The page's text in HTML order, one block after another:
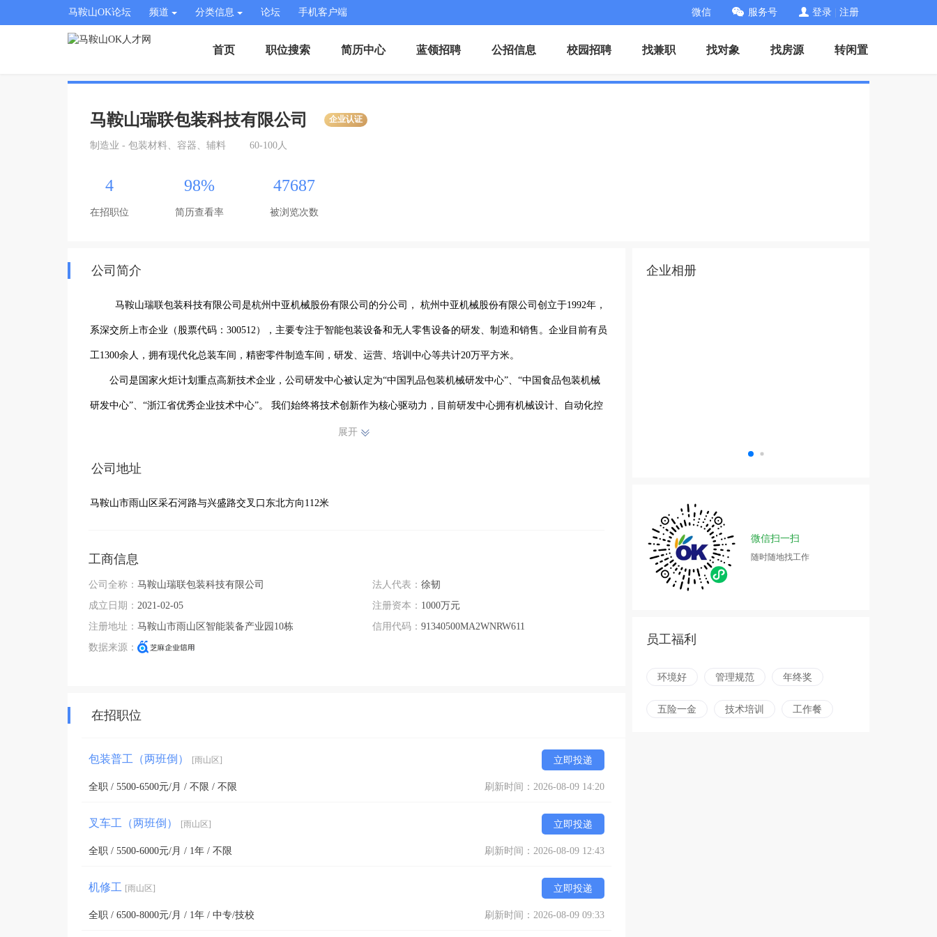
马鞍山OK论坛 频道 分类信息 论坛 手机客户端 微信 服务号 登录 注册
首页 职位搜索 简历中心 蓝领招聘 公招信息 校园招聘 找兼职 找对象 找房源 转闲置
马鞍山瑞联包装科技有限公司 企业认证
制造业 - 包装材料、容器、辅料 60-100人
4
在招职位
98%
简历查看率
47687
被浏览次数
公司简介
系深交所上市企业（股票代码：300512），主要专注于智能包装设备和无人零售设备的研发、制造和销售。企业目前有员
工1300余人，拥有现代化总装车间，精密零件制造车间，研发、运营、培训中心等共计20万平方米。
研发中心”、“浙江省优秀企业技术中心”。 我们始终将技术创新作为核心驱动力，目前研发中心拥有机械设计、自动化控
制、生物工程等领域中高级技术人才190余名。截止2020年底，公司主持起草或参与制定了12项国家标准和7项行业标准。
健康、日化、油脂、食品、调味品、白酒等行业，同时公司还为客户提供整线规划、设计、工程安装、设备生命周期维护
乳业、娃哈哈、农夫山泉、康师傅、统一、旺旺、今麦郎、恒瑞制药、双鹤药业等国内著名企业，以及雀巢、达能、可口
可乐、百事可乐、联合利华、嘉吉、益海嘉里、通用磨坊、荷兰菲仕兰乳品，日本明治、费列罗等著名跨国公司均为本公
司客户。
展开
公司地址
马鞍山市雨山区采石河路与兴盛路交叉口东北方向112米
工商信息
公司全称： 马鞍山瑞联包装科技有限公司
成立日期： 2021-02-05
注册地址： 马鞍山市雨山区智能装备产业园10栋
数据来源：
法人代表： 徐韧
注册资本： 1000万元
信用代码： 91340500MA2WNRW611
在招职位
包装普工（两班倒） [雨山区] 立即投递
全职 / 5500-6500元/月 / 不限 / 不限 刷新时间：2026-08-09 14:20
叉车工（两班倒） [雨山区] 立即投递
全职 / 5500-6000元/月 / 1年 / 不限 刷新时间：2026-08-09 12:43
机修工 [雨山区] 立即投递
全职 / 6500-8000元/月 / 1年 / 中专/技校 刷新时间：2026-08-09 09:33
企业相册
微信扫一扫
随时随地找工作
员工福利
环境好 管理规范 年终奖
五险一金 技术培训 工作餐